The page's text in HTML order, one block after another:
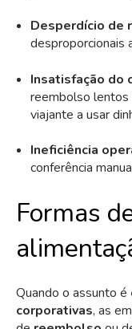
Desperdício de
desproporcionais
Insatisfação do
reembolso lentos
viajante a usar
Ineficiência
conferência
Formas
Quando o assunto é
corporativas, as